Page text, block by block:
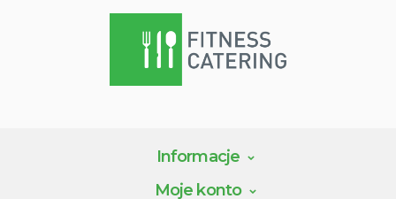
Informacje
Moje konto